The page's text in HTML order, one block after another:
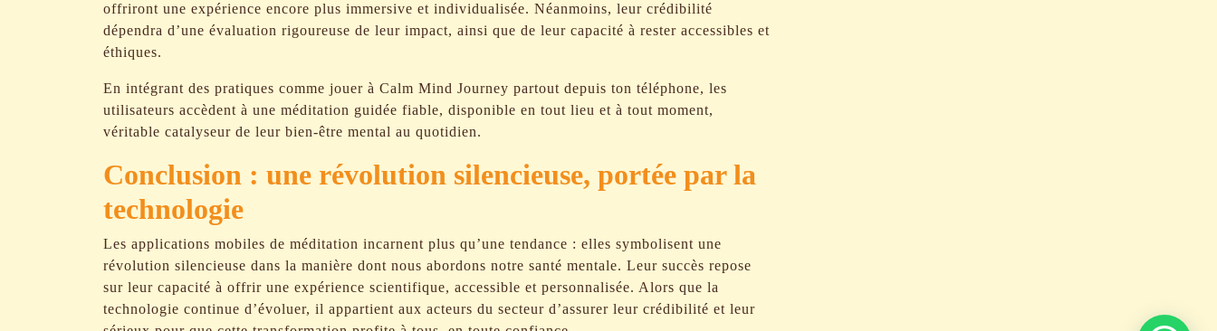
offriront une expérience encore plus immersive et individualisée. Néanmoins, leur crédibilité
dépendra d’une évaluation rigoureuse de leur impact, ainsi que de leur capacité à rester accessibles et
éthiques.
En intégrant des pratiques comme jouer à Calm Mind Journey partout depuis ton téléphone, les
utilisateurs accèdent à une méditation guidée fiable, disponible en tout lieu et à tout moment,
véritable catalyseur de leur bien-être mental au quotidien.
Conclusion : une révolution silencieuse, portée par la
technologie
Les applications mobiles de méditation incarnent plus qu’une tendance : elles symbolisent une
révolution silencieuse dans la manière dont nous abordons notre santé mentale. Leur succès repose
sur leur capacité à offrir une expérience scientifique, accessible et personnalisée. Alors que la
technologie continue d’évoluer, il appartient aux acteurs du secteur d’assurer leur crédibilité et leur